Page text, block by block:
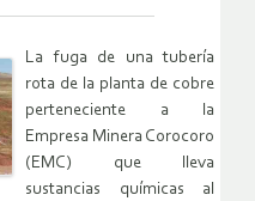
La fuga de una tubería
rota de la planta de cobre
perteneciente a la
Empresa Minera Corocoro
(EMC) que lleva
sustancias químicas al